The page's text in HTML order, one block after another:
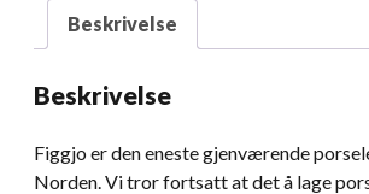
Beskrivelse
Beskrivelse
Figgjo er den eneste gjenværende
Norden. Vi tror fortsatt at det å lage